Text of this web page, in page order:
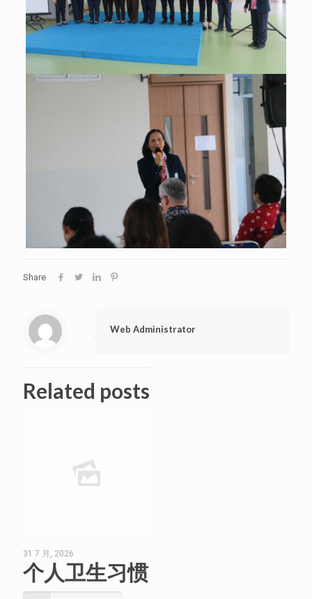
Share
Web Administrator
Related posts
31 7 月, 2026
个人卫生习惯